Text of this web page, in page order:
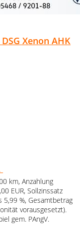
Xenon AHK
km, Anzahlung
EUR, Sollzinssatz
5,99 %, Gesamtbetrag
vorausgesetzt).
gem. PAngV.